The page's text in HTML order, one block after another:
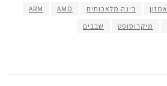
אמזון בינה מלאכותית AMD
ARM
מיקרוסופט שבבים